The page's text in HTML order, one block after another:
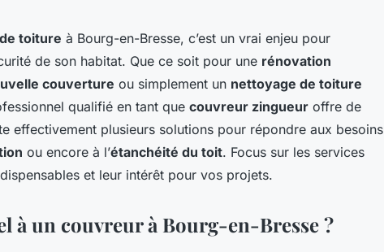
: conseils
vos travaux
toiture à Bourg-en-Bresse, c’est un vrai enjeu pour
de son habitat. Que ce soit pour une rénovation
couverture ou simplement un nettoyage de toiture
qualifié en tant que couvreur zingueur offre de
effectivement plusieurs solutions pour répondre aux besoins
ou encore à l’étanchéité du toit. Focus sur les services
et leur intérêt pour vos projets.
à un couvreur à Bourg-en-Bresse ?